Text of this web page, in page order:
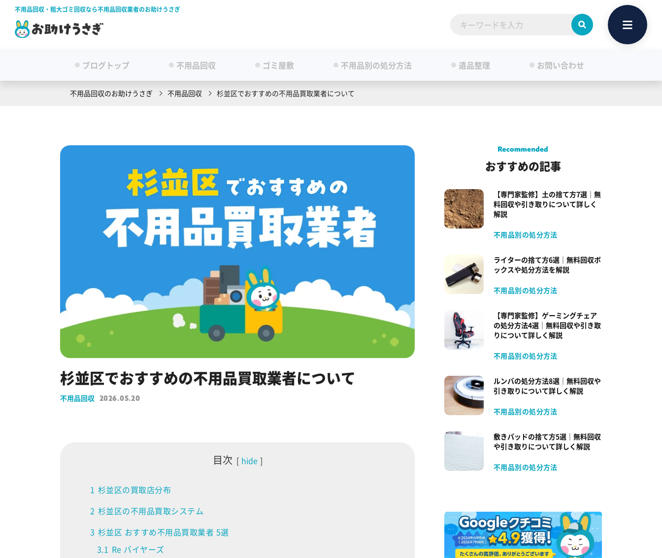
不用品回収・粗大ゴミ回収なら不用品回収業者のお助けうさぎ
ブログトップ 不用品回収 ゴミ屋敷 不用品別の処分方法 遺品整理 お問い合わせ
不用品回収のお助けうさぎ 不用品回収 杉並区でおすすめの不用品買取業者について
杉並区でおすすめの不用品買取業者について
不用品回収 2026.05.20
目次 hide
1 杉並区の買取店分布
2 杉並区の不用品買取システム
3 杉並区 おすすめ不用品買取業者 5選
3.1 Re バイヤーズ
おすすめの記事
【専門家監修】土の捨て方7選｜無
料回収や引き取りについて詳しく
解説
不用品別の処分方法
ライターの捨て方6選｜無料回収ボ
ックスや処分方法を解説
不用品別の処分方法
【専門家監修】ゲーミングチェア
の処分方法4選｜無料回収や引き取
りについて詳しく解説
不用品別の処分方法
ルンバの処分方法8選｜無料回収や
引き取りについて詳しく解説
不用品別の処分方法
敷きパッドの捨て方5選｜無料回収
や引き取りについて詳しく解説
不用品別の処分方法